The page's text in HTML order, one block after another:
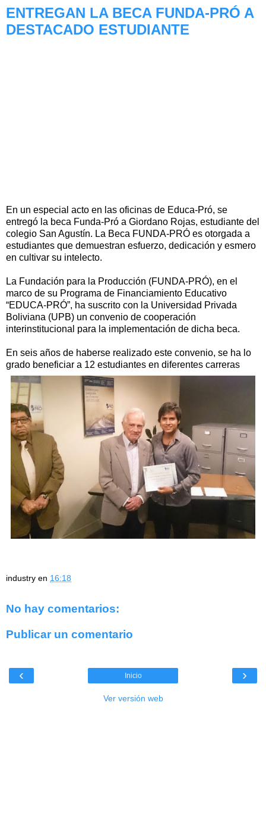
ENTREGAN LA BECA FUNDA-PRÓ A
DESTACADO ESTUDIANTE
En un especial acto en las oficinas de Educa-Pró, se
entregó la beca Funda-Pró a Giordano Rojas, estudiante del
colegio San Agustín. La Beca FUNDA-PRÓ es otorgada a
estudiantes que demuestran esfuerzo, dedicación y esmero
en cultivar su intelecto.
La Fundación para la Producción (FUNDA-PRÓ), en el
marco de su Programa de Financiamiento Educativo
“EDUCA-PRÓ”, ha suscrito con la Universidad Privada
Boliviana (UPB) un convenio de cooperación
interinstitucional para la implementación de dicha beca.
En seis años de haberse realizado este convenio, se ha lo
grado beneficiar a 12 estudiantes en diferentes carreras
industry en 16:18
No hay comentarios:
Publicar un comentario
‹ ›
Inicio
Ver versión web